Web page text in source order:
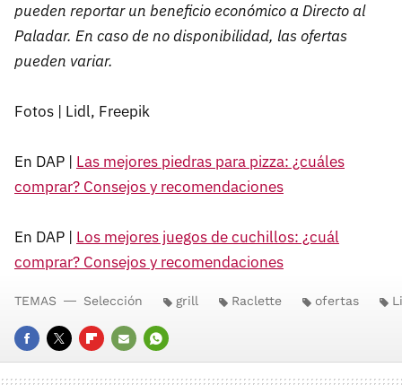
pueden reportar un beneficio económico a Directo al
Paladar. En caso de no disponibilidad, las ofertas
pueden variar.
Fotos | Lidl, Freepik
En DAP | Las mejores piedras para pizza: ¿cuáles
comprar? Consejos y recomendaciones
En DAP | Los mejores juegos de cuchillos: ¿cuál
comprar? Consejos y recomendaciones
FACEBOOK
TWITTERFLIPBOARD
E-
WHATSAPP
TEMAS Selección grill Raclette ofertas